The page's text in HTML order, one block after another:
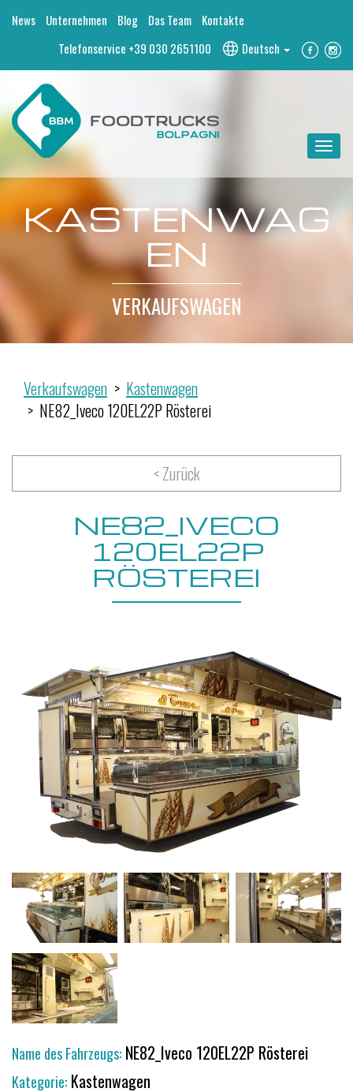
News Unternehmen Blog Das Team
Kontakte
Deutsch
Telefonservice +39 030 2651100
Toggle
KASTENWAG
EN
VERKAUFSWAGEN
Verkaufswagen
Kastenwagen
NE82_Iveco 120EL22P Rösterei
< Zurück
NE82_IVECO
120EL22P
RÖSTEREI
Name des Fahrzeugs: NE82_Iveco 120EL22P Rösterei
Kategorie: Kastenwagen